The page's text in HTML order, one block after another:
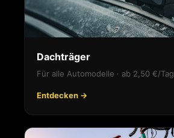
Dachträger
Für alle Automodelle · ab 2,50 €/Tag
Entdecken →